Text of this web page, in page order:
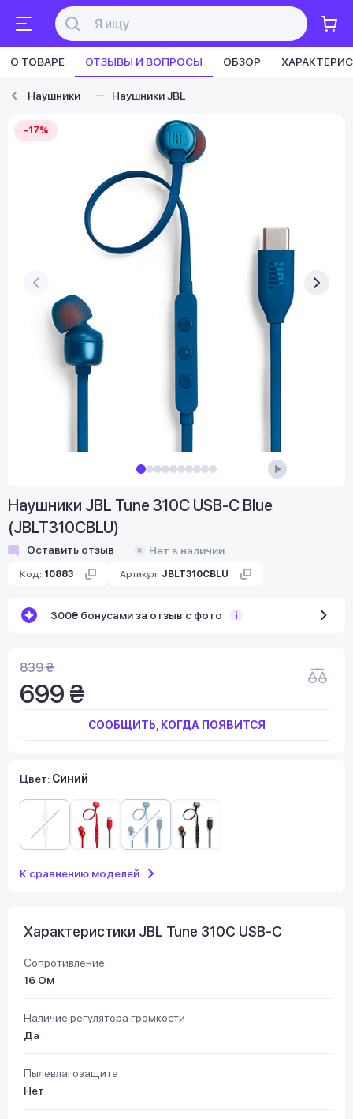
О ТОВАРЕ ОТЗЫВЫ И ВОПРОСЫ ОБЗОР
Наушники Наушники JBL
-17%
Наушники JBL Tune 310C USB-C Blue
(JBLT310CBLU)
Оставить отзыв Нет в наличии
Код: 10883 Артикул: JBLT310CBLU
300₴ бонусами за отзыв с фото
839 ₴
699 ₴
СООБЩИТЬ, КОГДА ПОЯВИТСЯ
Цвет: Синий
К сравнению моделей
Характеристики JBL Tune 310C USB-C
Сопротивление
16 Ом
Наличие регулятора громкости
Да
Пылевлагозащита
Нет